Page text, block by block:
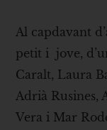
Al capdavant
petit i jove,
Caralt, Laura
Adrià Rusines,
Vera i Mar